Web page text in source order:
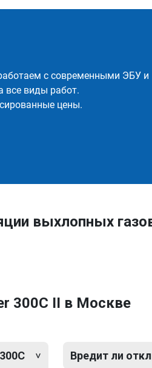
с современными ЭБУ и
все виды работ.
цены.
выхлопных
300C II в Москве
Вредит ли